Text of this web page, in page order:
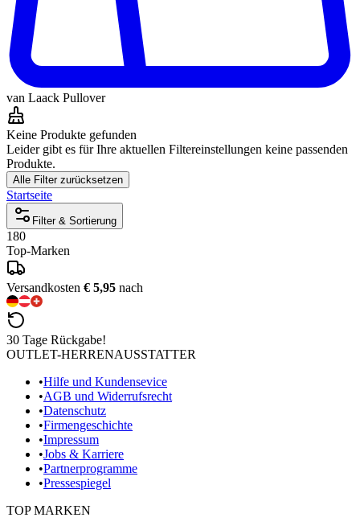
van Laack Pullover
Keine Produkte gefunden
Leider gibt es für Ihre aktuellen Filtereinstellungen keine passenden
Produkte.
Alle Filter zurücksetzen
Startseite
Filter & Sortierung
180
Top-Marken
Versandkosten € 5,95 nach
30 Tage Rückgabe!
OUTLET-HERRENAUSSTATTER
•Hilfe und Kundensevice
•AGB und Widerrufsrecht
•Datenschutz
•Firmengeschichte
•Impressum
•Jobs & Karriere
•Partnerprogramme
•Pressespiegel
TOP MARKEN